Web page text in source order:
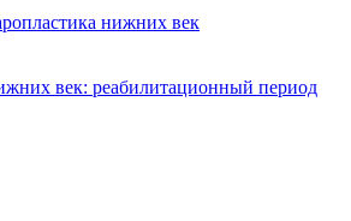
нижних век
век: реабилитационный период